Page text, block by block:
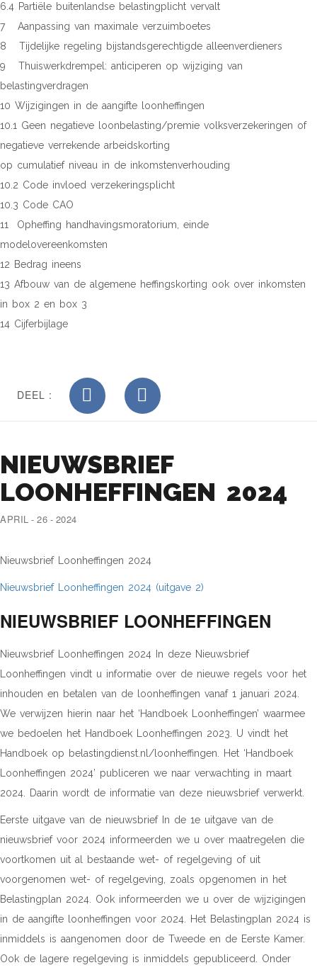
6.4 Partiële buitenlandse belastingplicht vervalt
7 Aanpassing van maximale verzuimboetes
8 Tijdelijke regeling bijstandsgerechtigde alleenverdieners
9 Thuiswerkdrempel: anticiperen op wijziging van
belastingverdragen
10 Wijzigingen in de aangifte loonheffingen
10.1 Geen negatieve loonbelasting/premie volksverzekeringen of
negatieve verrekende arbeidskorting
op cumulatief niveau in de inkomstenverhouding
10.2 Code invloed verzekeringsplicht
10.3 Code CAO
11 Opheffing handhavingsmoratorium, einde
modelovereenkomsten
12 Bedrag ineens
13 Afbouw van de algemene heffingskorting ook over inkomsten
in box 2 en box 3
14 Cijferbijlage
DEEL :
NIEUWSBRIEF
LOONHEFFINGEN 2024
APRIL - 26 - 2024
Nieuwsbrief Loonheffingen 2024
Nieuwsbrief Loonheffingen 2024 (uitgave 2)
NIEUWSBRIEF LOONHEFFINGEN
Nieuwsbrief Loonheffingen 2024 In deze Nieuwsbrief
Loonheffingen vindt u informatie over de nieuwe regels voor het
inhouden en betalen van de loonheffingen vanaf 1 januari 2024.
We verwijzen hierin naar het ‘Handboek Loonheffingen’ waarmee
we bedoelen het Handboek Loonheffingen 2023. U vindt het
Handboek op belastingdienst.nl/loonheffingen. Het ‘Handboek
Loonheffingen 2024’ publiceren we naar verwachting in maart
2024. Daarin wordt de informatie van deze nieuwsbrief verwerkt.
Eerste uitgave van de nieuwsbrief In de 1e uitgave van de
nieuwsbrief voor 2024 informeerden we u over maatregelen die
voortkomen uit al bestaande wet- of regelgeving of uit
voorgenomen wet- of regelgeving, zoals opgenomen in het
Belastingplan 2024. Ook informeerden we u over de wijzigingen
in de aangifte loonheffingen voor 2024. Het Belastingplan 2024 is
inmiddels is aangenomen door de Tweede en de Eerste Kamer.
Ook de lagere regelgeving is inmiddels gepubliceerd. Onder